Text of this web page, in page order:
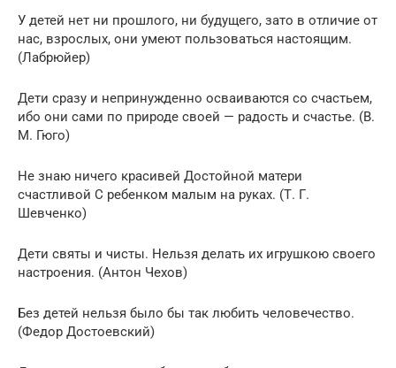
У детей нет ни прошлого, ни будущего, зато в отличие от
нас, взрослых, они умеют пользоваться настоящим.
(Лабрюйер)
Дети сразу и непринужденно осваиваются со счастьем,
ибо они сами по природе своей — радость и счастье. (В.
М. Гюго)
Не знаю ничего красивей Достойной матери
счастливой С ребенком малым на руках. (Т. Г.
Шевченко)
Дети святы и чисты. Нельзя делать их игрушкою своего
настроения. (Антон Чехов)
Без детей нельзя было бы так любить человечество.
(Федор Достоевский)